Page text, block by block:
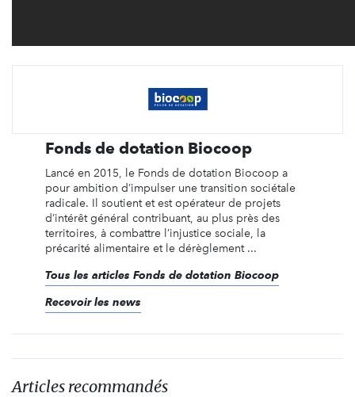
Fonds de dotation Biocoop
Lancé en 2015, le Fonds de dotation Biocoop a
pour ambition d’impulser une transition sociétale
radicale. Il soutient et est opérateur de projets
d’intérêt général contribuant, au plus près des
territoires, à combattre l’injustice sociale, la
précarité alimentaire et le dérèglement ...
Tous les articles Fonds de dotation Biocoop
Recevoir les news
Articles recommandés